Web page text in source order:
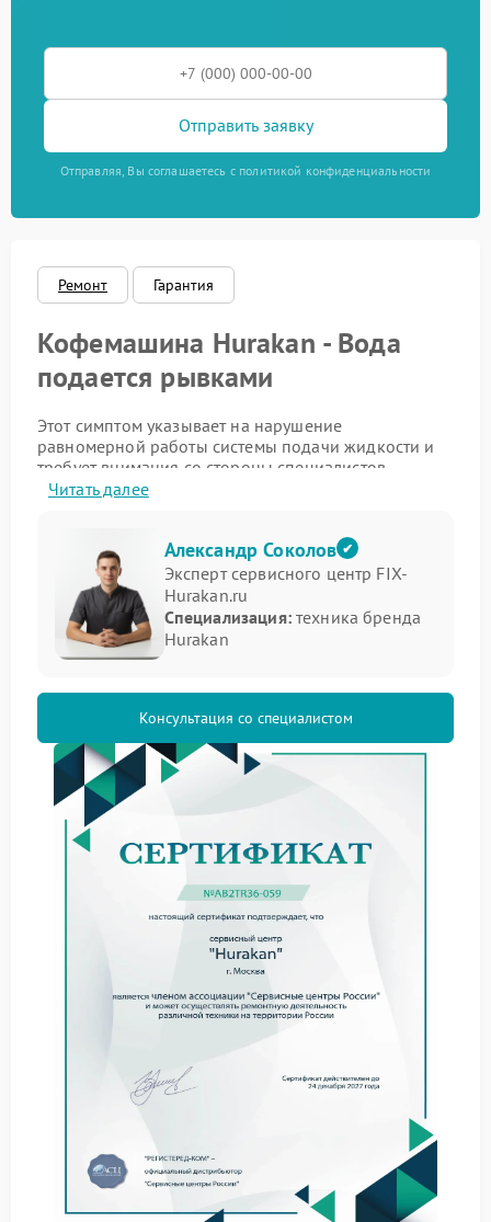
Отправить заявку
Отправляя, Вы соглашаетесь с политикой конфиденциальности
Ремонт Гарантия
Кофемашина Hurakan - Вода
подается рывками
Этот симптом указывает на нарушение
равномерной работы системы подачи жидкости и
требует внимания со стороны специалистов.
при подаче воды
Подобная неисправность может возникать по
нескольким причинам:
частичное засорение трубок и фильтров;
неисправность обратного клапана;
проблемы с регулятором давления.
Каждый фактор по-разному влияет на
равномерность потока воды во время
приготовления кофе.
Когда необходим ремонт
Hurakan
Если вода продолжает подаваться рывками даже
после нескольких попыток запуска, стоит
рассмотреть ремонт Hurakan. Специалисты
направленные на восстановление стабильной
подачи жидкости.
Почему выбирают сервис
Hurakan
Сервис Hurakan обеспечивает квалифицированное
обслуживание с использованием надежных
компонентов. Здесь эффективно решают вопросы с
неравномерной подачей воды, возвращая
Читать далее
Александр Соколов
Эксперт сервисного центр FIX-
Hurakan.ru
Специализация:техника бренда
Hurakan
Консультация со специалистом